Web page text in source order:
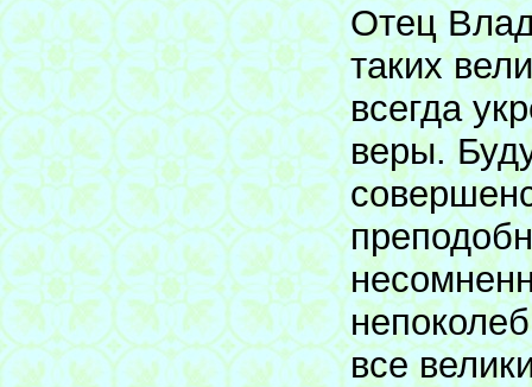
Отец
таких
всегда
веры.
все